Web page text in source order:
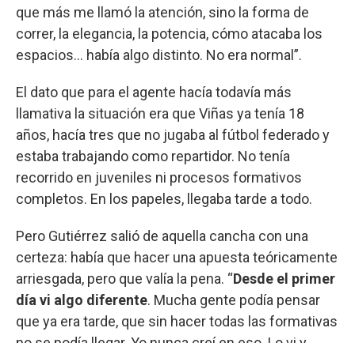
que más me llamó la atención, sino la forma de
correr, la elegancia, la potencia, cómo atacaba los
espacios… había algo distinto. No era normal”.
El dato que para el agente hacía todavía más
llamativa la situación era que Viñas ya tenía 18
años, hacía tres que no jugaba al fútbol federado y
estaba trabajando como repartidor. No tenía
recorrido en juveniles ni procesos formativos
completos. En los papeles, llegaba tarde a todo.
Pero Gutiérrez salió de aquella cancha con una
certeza: había que hacer una apuesta teóricamente
arriesgada, pero que valía la pena. “Desde el primer
día vi algo diferente. Mucha gente podía pensar
que ya era tarde, que sin hacer todas las formativas